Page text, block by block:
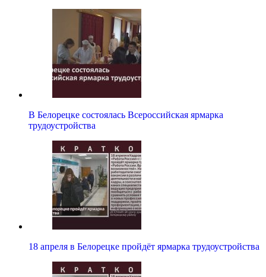
В Белорецке состоялась Всероссийская ярмарка
трудоустройства
18 апреля в Белорецке пройдёт ярмарка трудоустройства